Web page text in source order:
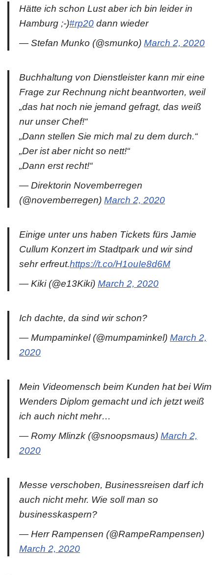
Hätte ich schon Lust aber ich bin leider in
Hamburg ;-)#rp20 dann wieder
— Stefan Munko (@smunko) March 2, 2020
Buchhaltung von Dienstleister kann mir eine
Frage zur Rechnung nicht beantworten, weil
„das hat noch nie jemand gefragt, das weiß
nur unser Chef!“
„Dann stellen Sie mich mal zu dem durch.“
„Der ist aber nicht so nett!“
„Dann erst recht!“
— Direktorin Novemberregen
(@novemberregen) March 2, 2020
Einige unter uns haben Tickets fürs Jamie
Cullum Konzert im Stadtpark und wir sind
sehr erfreut.https://t.co/H1ouIe8d6M
— Kiki (@e13Kiki) March 2, 2020
Ich dachte, da sind wir schon?
— Mumpaminkel (@mumpaminkel) March 2,
2020
Mein Videomensch beim Kunden hat bei Wim
Wenders Diplom gemacht und ich jetzt weiß
ich auch nicht mehr…
— Romy Mlinzk (@snoopsmaus) March 2,
2020
Messe verschoben, Businessreisen darf ich
auch nicht mehr. Wie soll man so
businesskaspern?
— Herr Rampensen (@RampeRampensen)
March 2, 2020